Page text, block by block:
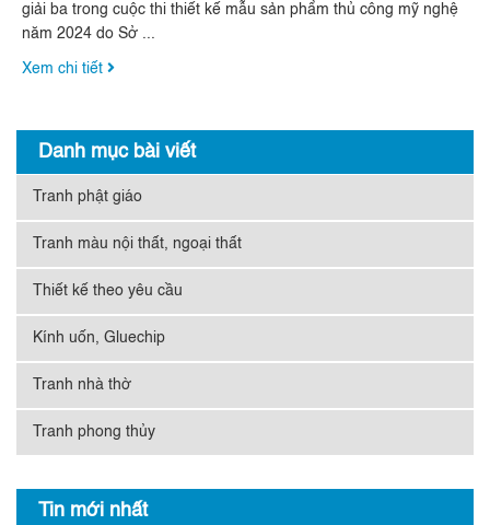
giải ba trong cuộc thi thiết kế mẫu sản phẩm thủ công mỹ nghệ
năm 2024 do Sở ...
Xem chi tiết
Danh mục bài viết
Tranh phật giáo
Tranh màu nội thất, ngoại thất
Thiết kế theo yêu cầu
Kính uốn, Gluechip
Tranh nhà thờ
Tranh phong thủy
Tin mới nhất